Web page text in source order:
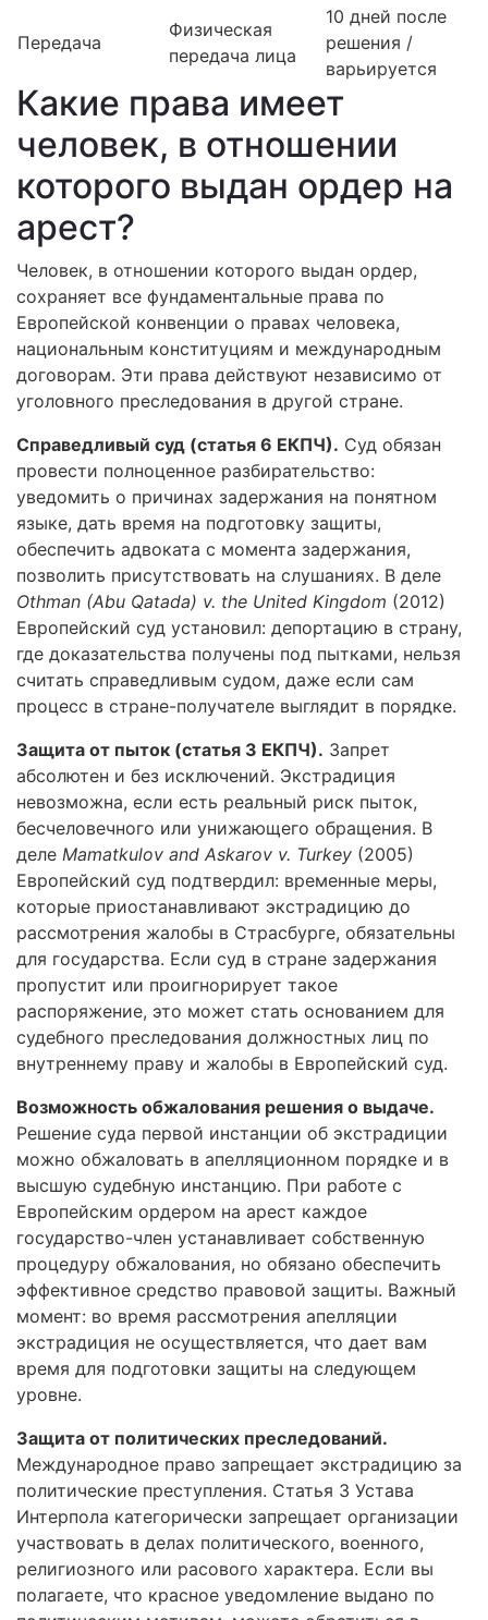
Передача
Физическая
передача лица
10 дней после
решения /
варьируется
Какие права имеет
человек, в отношении
которого выдан ордер на
арест?
Человек, в отношении которого выдан ордер,
сохраняет все фундаментальные права по
Европейской конвенции о правах человека,
национальным конституциям и международным
договорам. Эти права действуют независимо от
уголовного преследования в другой стране.
Справедливый суд (статья 6 ЕКПЧ). Суд обязан
провести полноценное разбирательство:
уведомить о причинах задержания на понятном
языке, дать время на подготовку защиты,
обеспечить адвоката с момента задержания,
позволить присутствовать на слушаниях. В деле
Othman (Abu Qatada) v. the United Kingdom (2012)
Европейский суд установил: депортацию в страну,
где доказательства получены под пытками, нельзя
считать справедливым судом, даже если сам
процесс в стране-получателе выглядит в порядке.
Защита от пыток (статья 3 ЕКПЧ). Запрет
абсолютен и без исключений. Экстрадиция
невозможна, если есть реальный риск пыток,
бесчеловечного или унижающего обращения. В
деле Mamatkulov and Askarov v. Turkey (2005)
Европейский суд подтвердил: временные меры,
которые приостанавливают экстрадицию до
рассмотрения жалобы в Страсбурге, обязательны
для государства. Если суд в стране задержания
пропустит или проигнорирует такое
распоряжение, это может стать основанием для
судебного преследования должностных лиц по
внутреннему праву и жалобы в Европейский суд.
Возможность обжалования решения о выдаче.
Решение суда первой инстанции об экстрадиции
можно обжаловать в апелляционном порядке и в
высшую судебную инстанцию. При работе с
Европейским ордером на арест каждое
государство-член устанавливает собственную
процедуру обжалования, но обязано обеспечить
эффективное средство правовой защиты. Важный
момент: во время рассмотрения апелляции
экстрадиция не осуществляется, что дает вам
время для подготовки защиты на следующем
уровне.
Защита от политических преследований.
Международное право запрещает экстрадицию за
политические преступления. Статья 3 Устава
Интерпола категорически запрещает организации
участвовать в делах политического, военного,
религиозного или расового характера. Если вы
полагаете, что красное уведомление выдано по